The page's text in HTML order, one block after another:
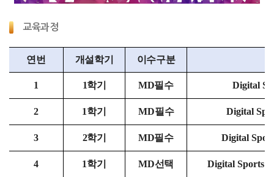
교육과정
연번 개설학기 이수구분
1 1학기 MD필수 Digital
2 1학기 MD필수 Digital
3 2학기 MD필수 Digital
4 1학기 MD선택 Digital Sports